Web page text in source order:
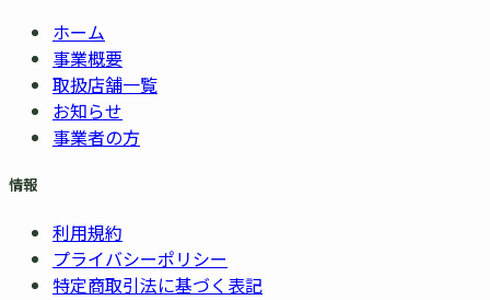
ホーム
事業概要
取扱店舗一覧
お知らせ
事業者の方
情報
利用規約
プライバシーポリシー
特定商取引法に基づく表記